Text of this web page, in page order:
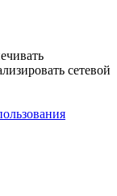
сетевой